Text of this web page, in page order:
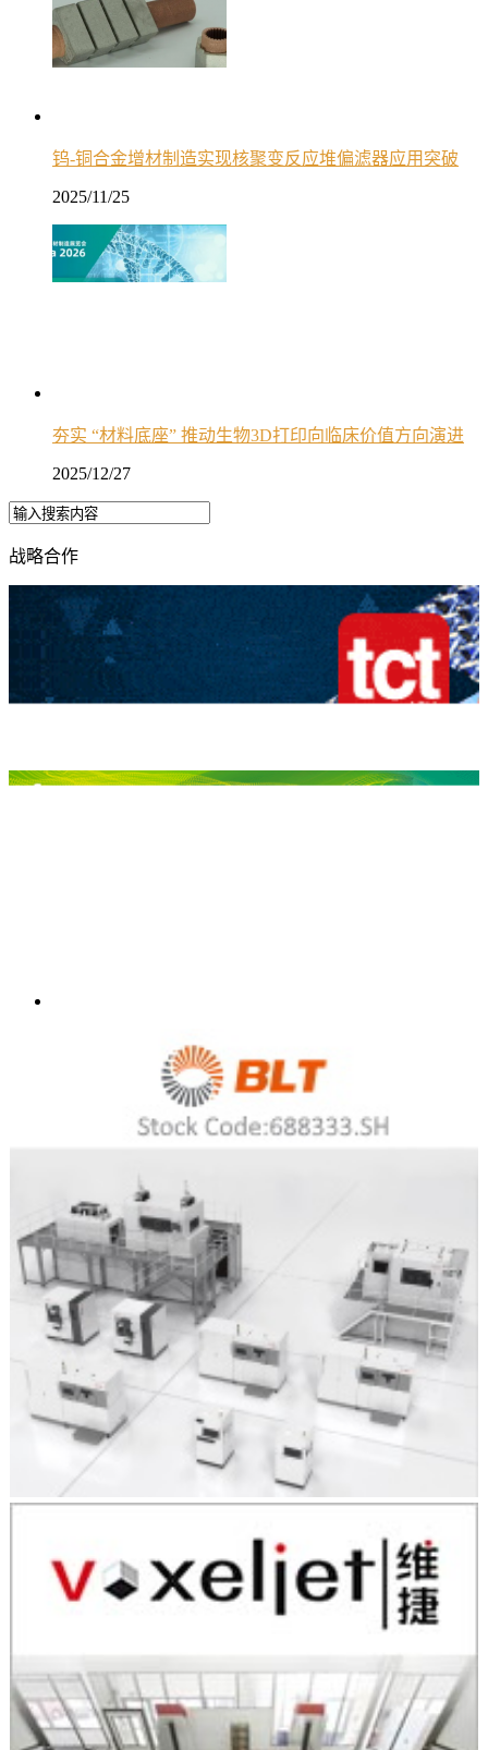
钨-铜合金增材制造实现核聚变反应堆偏滤器应用突破
2025/11/25
夯实 “材料底座” 推动生物3D打印向临床价值方向演进
2025/12/27
战略合作